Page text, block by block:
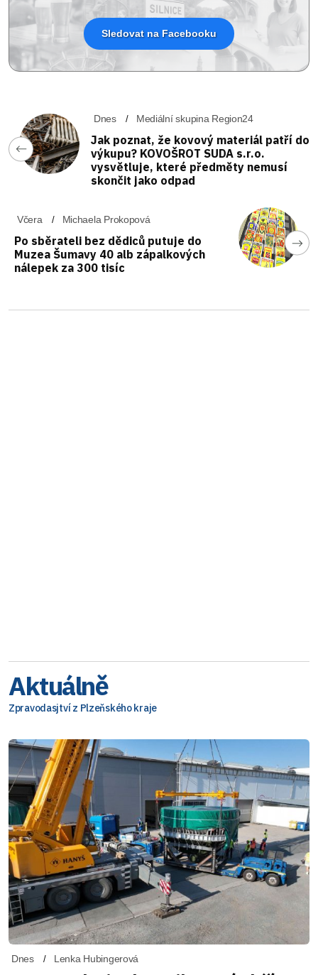
Sledovat na Facebooku
Dnes Mediální skupina Region24
Jak poznat, že kovový materiál patří do
výkupu? KOVOŠROT SUDA s.r.o.
vysvětluje, které předměty nemusí
skončit jako odpad
Včera Michaela Prokopová
Po sběrateli bez dědiců putuje do
Muzea Šumavy 40 alb zápalkových
nálepek za 300 tisíc
Aktuálně
Zpravodasjtví z Plzeňského kraje
Dnes Lenka Hubingerová